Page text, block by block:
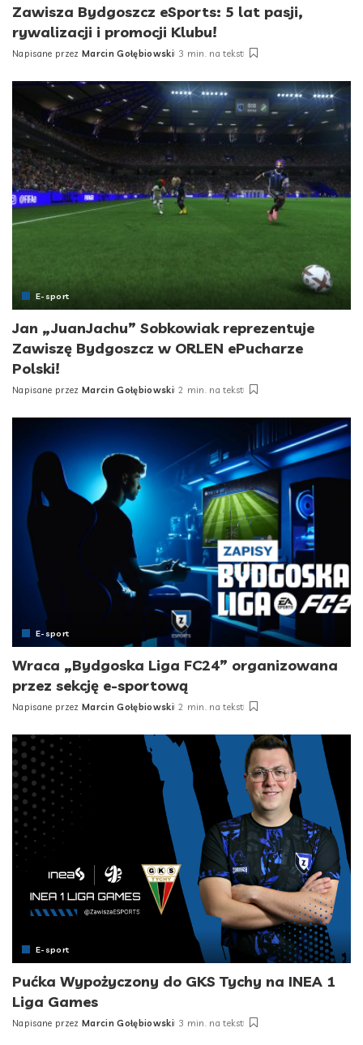
Zawisza Bydgoszcz eSports: 5 lat pasji,
rywalizacji i promocji Klubu!
Posted
Napisane przez Marcin Gołębiowski 3 min. na tekst
E-sport
Jan „JuanJachu” Sobkowiak reprezentuje
Zawiszę Bydgoszcz w ORLEN ePucharze
Polski!
Posted
Napisane przez Marcin Gołębiowski 2 min. na tekst
E-sport
Wraca „Bydgoska Liga FC24” organizowana
przez sekcję e-sportową
Posted
Napisane przez Marcin Gołębiowski 2 min. na tekst
E-sport
Pućka Wypożyczony do GKS Tychy na INEA 1
Liga Games
Posted
Napisane przez Marcin Gołębiowski 3 min. na tekst